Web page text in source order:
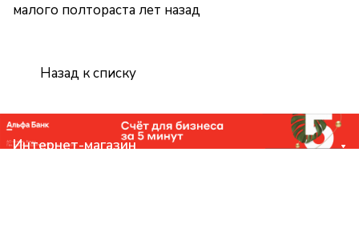
малого полтораста лет назад
Назад к списку
Интернет-магазин